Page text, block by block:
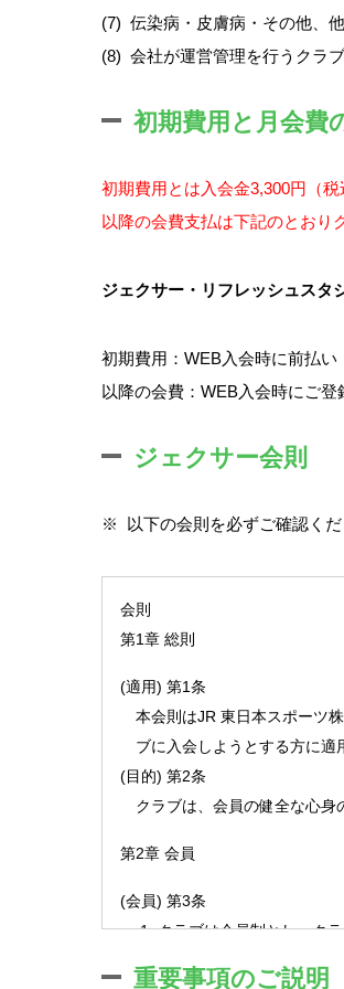
(7) 伝染病・皮膚病・その他、
(8) 会社が運営管理を行うクラ
初期費用と月会費
初期費用とは入会金3,300円（
以降の会費支払は下記のとおり
ジェクサー・リフレッシュスタ
初期費用：WEB入会時に前払い
以降の会費：WEB入会時にご
ジェクサー会則
※ 以下の会則を必ずご確認く
会則
第1章 総則
(適用) 第1条
本会則はJR 東日本スポーツ
ブに入会しようとする方に適
(目的) 第2条
クラブは、会員の健全な心身
第2章 会員
(会員) 第3条
クラブは会員制とし、ク
重要事項のご説明